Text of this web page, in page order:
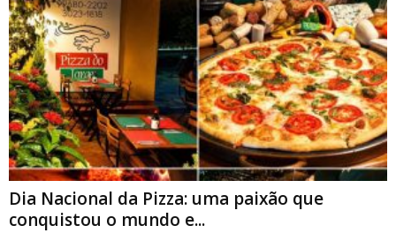
Dia Nacional da Pizza: uma paixão que
conquistou o mundo e...